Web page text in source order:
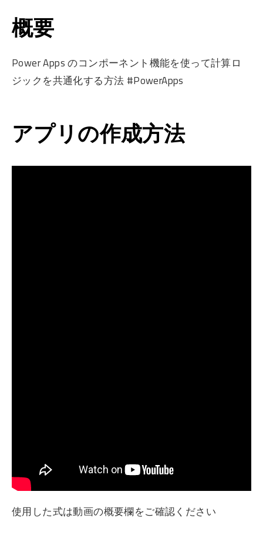
概要
Power Apps のコンポーネント機能を使って計算ロ
ジックを共通化する方法 #PowerApps
アプリの作成方法
使用した式は動画の概要欄をご確認ください